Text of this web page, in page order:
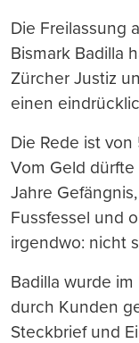
Die Freilassung
Bismark Badilla
Zürcher Justiz
einen
Die Rede ist
Vom Geld
Jahre
Fussfessel und
irgendwo: nicht
Badilla wurde
durch Kunden
Steckbrief und